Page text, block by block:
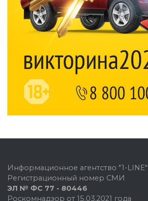
Информационное агентство "1-LINE"
Регистрационный номер СМИ
ЭЛ № ФС 77 - 80446
Роскомнадзор от 15.03.2021 года